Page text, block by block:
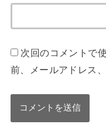
次回のコメントで
前、メールアドレス